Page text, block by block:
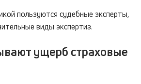
пользуются судебные эксперты,
виды экспертиз.
ущерб страховые